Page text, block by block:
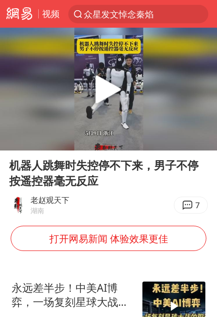
视频
众星发文悼念秦焰
新能源汽车产业链提速
SK海力士回应“或出售重庆工厂”传闻
费大厨不自称“大王”了
“还不如不放假”
武契奇：欧洲已处于大战边缘
部分银行上调存款利率
货车高速制动失灵 交警护航化险为夷
朱一龙的鼻子怎么了
成都多趟列车临时停运
Play
机器人跳舞时失控停不下来，男子不停
按遥控器毫无反应
老赵观天下
湖南 7
打开网易新闻 体验效果更佳
永远差半步！中美AI博
弈，一场复刻星球大战的